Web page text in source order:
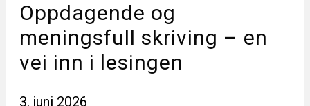
Oppdagende og
meningsfull skriving – en
vei inn i lesingen
3. juni 2026